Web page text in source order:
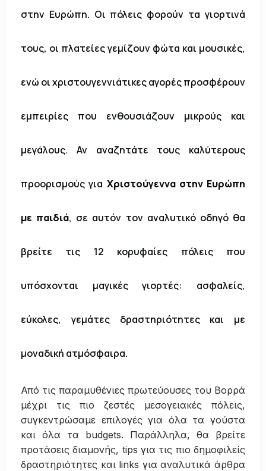
στην Ευρώπη. Οι πόλεις φορούν τα γιορτινά
τους, οι πλατείες γεμίζουν φώτα και μουσικές,
ενώ οι χριστουγεννιάτικες αγορές προσφέρουν
εμπειρίες που ενθουσιάζουν μικρούς και
μεγάλους. Αν αναζητάτε τους καλύτερους
προορισμούς για Χριστούγεννα στην Ευρώπη
με παιδιά, σε αυτόν τον αναλυτικό οδηγό θα
βρείτε τις 12 κορυφαίες πόλεις που
υπόσχονται μαγικές γιορτές: ασφαλείς,
εύκολες, γεμάτες δραστηριότητες και με
μοναδική ατμόσφαιρα.
Από τις παραμυθένιες πρωτεύουσες του Βορρά
μέχρι τις πιο ζεστές μεσογειακές πόλεις,
συγκεντρώσαμε επιλογές για όλα τα γούστα
και όλα τα budgets. Παράλληλα, θα βρείτε
προτάσεις διαμονής, tips για τις πιο δημοφιλείς
δραστηριότητες και links για αναλυτικά άρθρα